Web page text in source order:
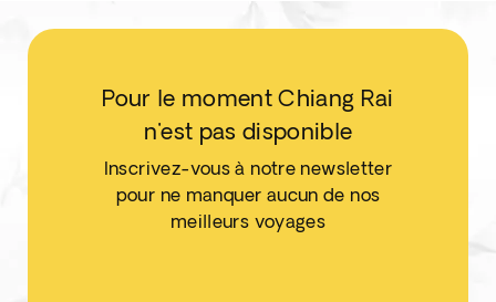
Pour le moment Chiang Rai
n'est pas disponible
Inscrivez-vous à notre newsletter
pour ne manquer aucun de nos
meilleurs voyages